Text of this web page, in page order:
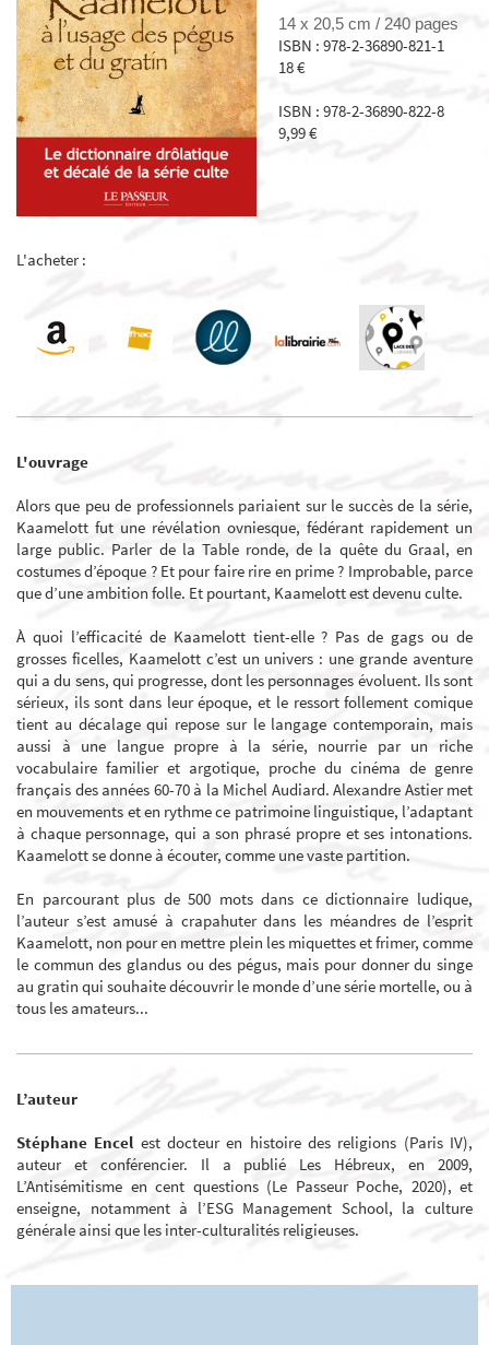
14 x 20,5 cm / 240 pages
ISBN : 978-2-36890-821-1
18 €
ISBN : 978-2-36890-822-8
9,99 €
L'acheter :
L'ouvrage
Alors que peu de professionnels pariaient sur le succès de la série,
Kaamelott fut une révélation ovniesque, fédérant rapidement un
large public. Parler de la Table ronde, de la quête du Graal, en
costumes d’époque ? Et pour faire rire en prime ? Improbable, parce
que d’une ambition folle. Et pourtant, Kaamelott est devenu culte.
À quoi l’efficacité de Kaamelott tient-elle ? Pas de gags ou de
grosses ficelles, Kaamelott c’est un univers : une grande aventure
qui a du sens, qui progresse, dont les personnages évoluent. Ils sont
sérieux, ils sont dans leur époque, et le ressort follement comique
tient au décalage qui repose sur le langage contemporain, mais
aussi à une langue propre à la série, nourrie par un riche
vocabulaire familier et argotique, proche du cinéma de genre
français des années 60-70 à la Michel Audiard. Alexandre Astier met
en mouvements et en rythme ce patrimoine linguistique, l’adaptant
à chaque personnage, qui a son phrasé propre et ses intonations.
Kaamelott se donne à écouter, comme une vaste partition.
En parcourant plus de 500 mots dans ce dictionnaire ludique,
l’auteur s’est amusé à crapahuter dans les méandres de l’esprit
Kaamelott, non pour en mettre plein les miquettes et frimer, comme
le commun des glandus ou des pégus, mais pour donner du singe
au gratin qui souhaite découvrir le monde d’une série mortelle, ou à
tous les amateurs...
L’auteur
Stéphane Encel est docteur en histoire des religions (Paris IV),
auteur et conférencier. Il a publié Les Hébreux, en 2009,
L’Antisémitisme en cent questions (Le Passeur Poche, 2020), et
enseigne, notamment à l’ESG Management School, la culture
générale ainsi que les inter-culturalités religieuses.